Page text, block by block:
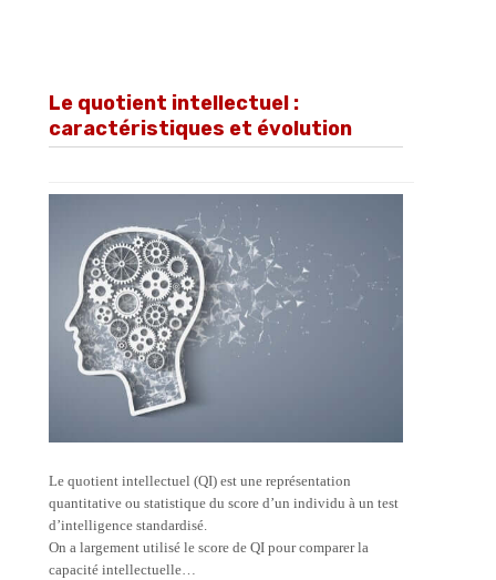
Le quotient intellectuel :
caractéristiques et évolution
Le quotient intellectuel (QI) est une représentation
quantitative ou statistique du score d’un individu à un test
d’intelligence standardisé.
On a largement utilisé le score de QI pour comparer la
capacité intellectuelle…